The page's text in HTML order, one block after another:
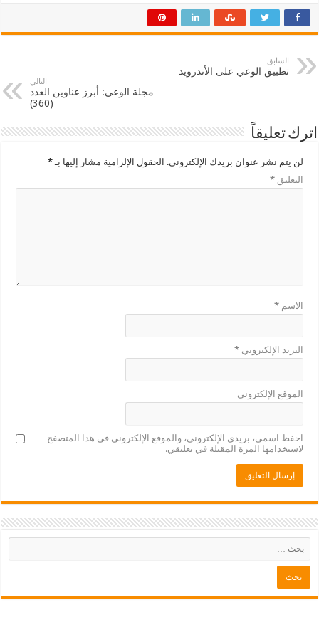
السابق
تطبيق الوعي على الأندرويد
التالي
مجلة الوعي: أبرز عناوين العدد
(360)
اترك تعليقاً
لن يتم نشر عنوان بريدك الإلكتروني. الحقول الإلزامية مشار إليها بـ*
التعليق*
الاسم*
البريد الإلكتروني*
الموقع الإلكتروني
احفظ اسمي، بريدي الإلكتروني، والموقع الإلكتروني في هذا المتصفح
لاستخدامها المرة المقبلة في تعليقي.